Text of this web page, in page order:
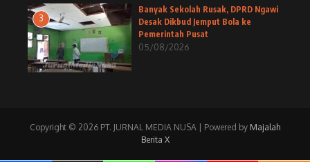
3
Banyak Sekolah Rusak, DPRD Ngawi
Desak Dikbud Jemput Bola ke
Pemerintah Pusat
05/08/2026
Copyright © 2026 PT. JURNAL MEDIA NUSA | Powered by Majalah
Berita X